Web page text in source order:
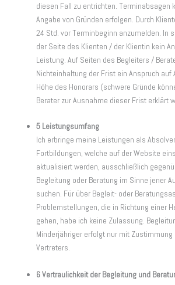
diesen Fall zu entrichten. Terminabsagen
Angabe von Gründen erfolgen. Durch
24 Std. vor Terminbeginn anzumelden. In
der Seite des Klienten / der Klientin kein
Leistung. Auf Seiten des Begleiters /
Nichteinhaltung der Frist ein Anspruch
Höhe des Honorars (schwere Gründe
Berater zur Ausnahme dieser Frist erklärt
5 Leistungsumfang
Ich erbringe meine Leistungen als
Fortbildungen, welche auf der Website
aktualisiert werden, ausschließlich
Begleitung oder Beratung im Sinne jener
suchen. Für über Begleit- oder
Problemstellungen, die in Richtung einer
gehen, habe ich keine Zulassung.
Minderjähriger erfolgt nur mit
Vertreters.
6 Vertraulichkeit der Begleitung und